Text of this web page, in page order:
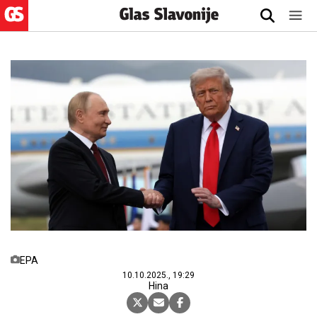
EPA
10.10.2025., 19:29
Hina